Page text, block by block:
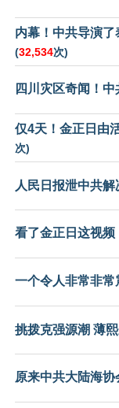
内幕！中共导演
(32,534次)
四川灾区奇闻！
仅4天！金正日由
次)
人民日报泄中共解
看了金正日这视频
一个令人非常非常
挑拨克强源潮 薄
原来中共大陆海